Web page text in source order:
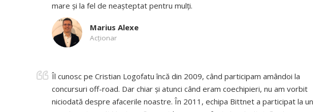
mare și la fel de neașteptat pentru mulți.
Marius Alexe
Acţionar
Îl cunosc pe Cristian Logofatu încă din 2009, când participam amândoi la
concursuri off-road. Dar chiar și atunci când eram coechipieri, nu am vorbit
niciodată despre afacerile noastre. În 2011, echipa Bittnet a participat la un